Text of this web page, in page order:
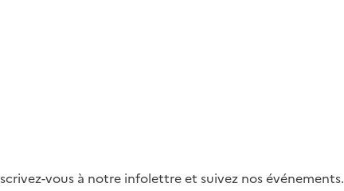
vous à notre infolettre et suivez nos événements.